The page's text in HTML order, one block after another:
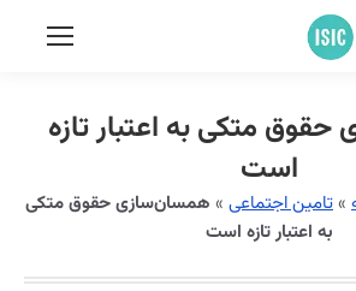
متکی به اعتبار تازه
است
»تامین اجتماعی » همسان‌سازی حقوق متکی
به اعتبار تازه است